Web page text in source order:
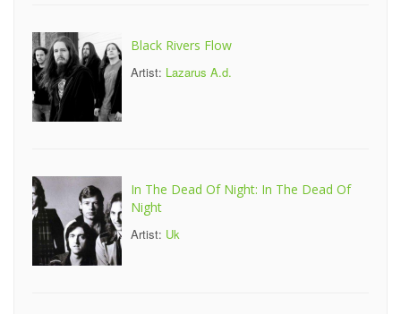
Black Rivers Flow
Artist: Lazarus A.d.
In The Dead Of Night: In The Dead Of
Night
Artist: Uk